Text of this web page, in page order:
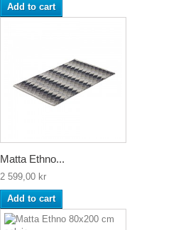
Add to cart
Matta Ethno...
2 599,00 kr
Add to cart